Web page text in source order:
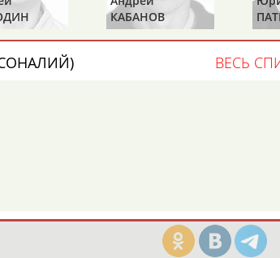
класса Светлана Путинцева -
этапов кубков мира, Анна Свирина...
Информационное агентство СТАДИОН )
КАБАНОВ
ВЕСЬ